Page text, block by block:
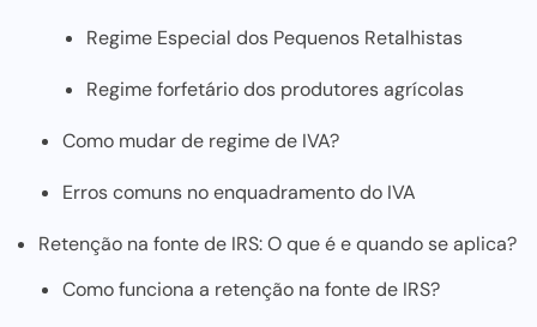
Regime Especial dos Pequenos Retalhistas
Regime forfetário dos produtores agrícolas
Como mudar de regime de IVA?
Erros comuns no enquadramento do IVA
Retenção na fonte de IRS: O que é e quando se aplica?
Como funciona a retenção na fonte de IRS?